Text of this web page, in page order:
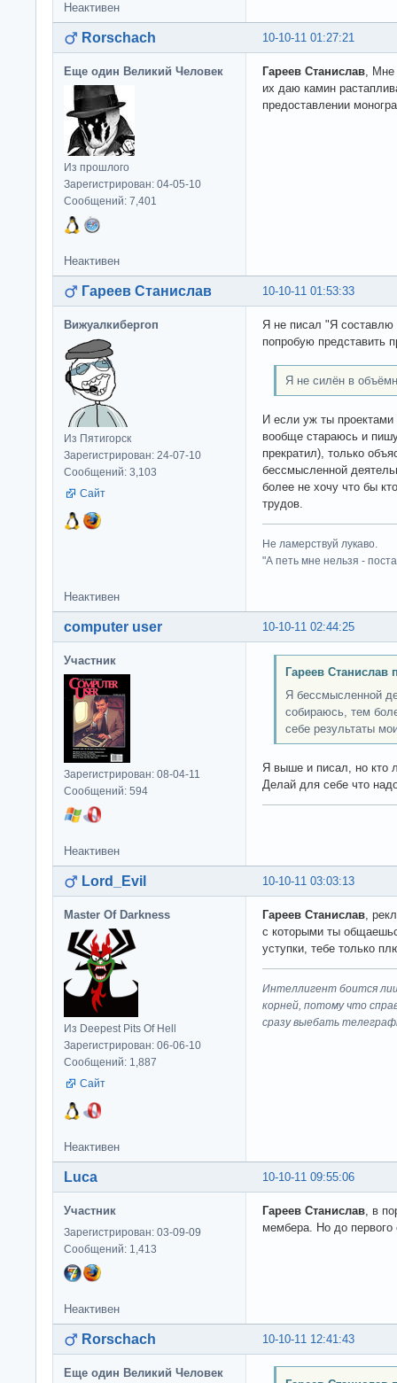
Неактивен
10-10-11 01:27:21
Rorschach
Еще один Великий Человек
Из прошлого
Зарегистрирован: 04-05-10
Сообщений: 7,401
Гареев Станислав, Мне
их даю камин
предоставлении
Неактивен
10-10-11 01:53:33
Гареев Станислав
Вижуалкибергоп
Из Пятигорск
Зарегистрирован: 24-07-10
Сообщений: 3,103
Сайт
Я не писал "Я
попробую представить
Я не силён в
И если уж ты
вообще стараюсь и
прекратил), только
бессмысленной
более не хочу что бы
трудов.
Не ламерствуй лукаво.
"А петь мне нельзя -
Неактивен
10-10-11 02:44:25
computer user
Участник
Зарегистрирован: 08-04-11
Сообщений: 594
Гареев Станислав
Я бессмысленной
собираюсь, тем
себе результаты
Я выше и писал, но кто
Делай для себе что
Неактивен
10-10-11 03:03:13
Lord_Evil
Master Of Darkness
Из Deepest Pits Of Hell
Зарегистрирован: 06-06-10
Сообщений: 1,887
Сайт
Гареев Станислав ,
с которыми ты
уступки, тебе только
Интеллигент боится
корней, потому что
сразу выeбaть
Неактивен
10-10-11 09:55:06
Luca
Участник
Зарегистрирован: 03-09-09
Сообщений: 1,413
Гареев Станислав , в
мембера. Но до первого
Неактивен
10-10-11 12:41:43
Rorschach
Еще один Великий Человек